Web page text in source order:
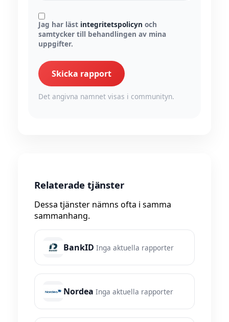
Jag har läst integritetspolicyn och
samtycker till behandlingen av mina
uppgifter.
Skicka rapport
Det angivna namnet visas i communityn.
Relaterade tjänster
Dessa tjänster nämns ofta i samma
sammanhang.
BankID Inga aktuella rapporter
Nordea Inga aktuella rapporter